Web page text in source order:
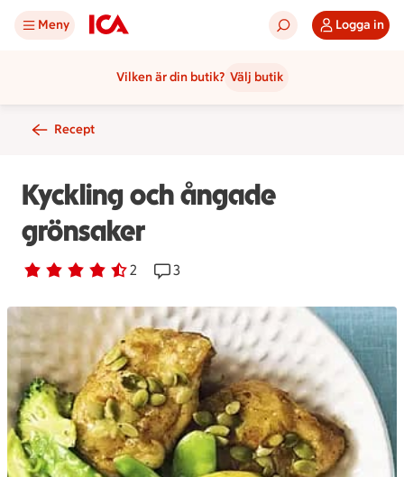
Meny Logga in
Vilken är din butik? Välj butik
Recept
Kyckling och ångade
grönsaker
Betyg 4.5 av 5. 2
2 personer har röstatReceptet har 3 kommentarer
3